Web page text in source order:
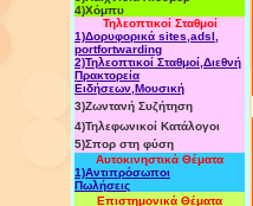
4)Χόμπυ
Τηλεοπτικοί Σταθμοί
1)Δορυφορικά sites,adsl,
portfortwarding
2)Τηλεοπτικοί Σταθμοί,Διεθνή
Πρακτορεία
Ειδήσεων,Μουσική
3)Ζωντανή Συζήτηση
4)Τηλεφωνικοί Κατάλογοι
5)Σπορ στη φύση
Αυτοκινηστικά Θέματα
1)Αντιπρόσωποι
Πωλήσεις
Επιστημονικά Θέματα